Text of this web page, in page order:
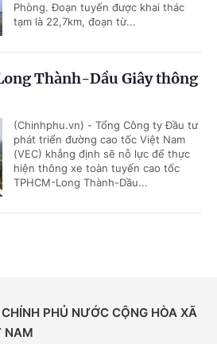
Phòng. Đoạn tuyến được khai thác
tạm là 22,7km, đoạn từ...
Thành-Dầu Giây thông
(Chinhphu.vn) - Tổng Công ty Đầu tư
phát triển đường cao tốc Việt Nam
(VEC) khẳng định sẽ nỗ lực để thực
hiện thông xe toàn tuyến cao tốc
TPHCM-Long Thành-Dầu...
PHỦ NƯỚC CỘNG HÒA XÃ
NAM